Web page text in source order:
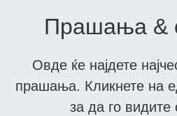
Прашања &
Овде ќе најдете
прашања. Кликнете на
за да го видите